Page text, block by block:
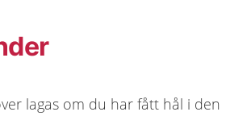
lagas om du har fått hål i den